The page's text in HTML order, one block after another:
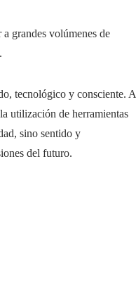
grandes volúmenes de
tecnológico y consciente. A
utilización de herramientas
sino sentido y
del futuro.